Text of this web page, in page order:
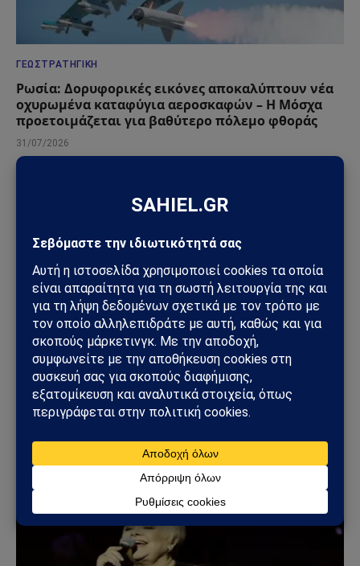
ΓΕΩΣΤΡΑΤΗΓΙΚΉ
Ρωσία: Δορυφορικές εικόνες αποκαλύπτουν νέα
οχυρωμένα καταφύγια αεροσκαφών – Η Μόσχα
προετοιμάζεται για βαθύτερο πόλεμο φθοράς
31/07/2026
ΓΕΩΣΤΡΑΤΗΓΙΚΉ
ΗΠΑ: «Όχι» στην επιστροφή της Τουρκίας στα F-
35 – Η επιστολή προς το Κογκρέσο που διατηρεί